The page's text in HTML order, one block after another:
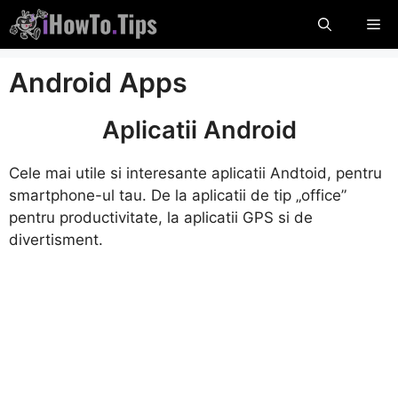
Sari
la
conținut
Android Apps
Aplicatii Android
Cele mai utile si interesante aplicatii Andtoid, pentru
smartphone-ul tau. De la aplicatii de tip „office”
pentru productivitate, la aplicatii GPS si de
divertisment.